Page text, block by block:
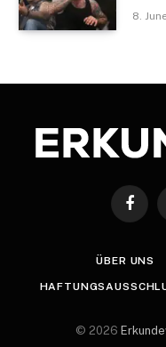
8.
ÜBER UNS
© 2026